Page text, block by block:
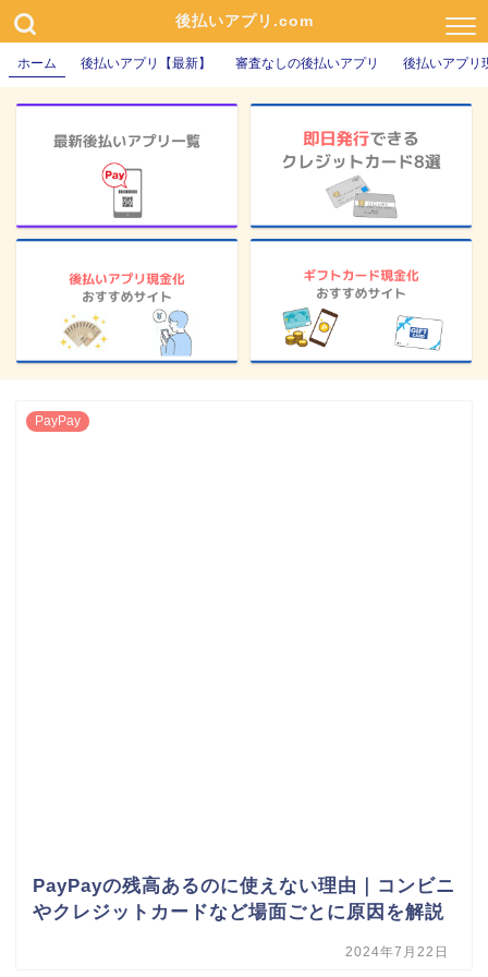
後払いアプリ.com
ホーム 後払いアプリ【最新】 審査なしの後払いアプリ 後払いアプリ
PayPay
PayPayの残高あるのに使えない理由｜コンビニ
やクレジットカードなど場面ごとに原因を解説
2024年7月22日